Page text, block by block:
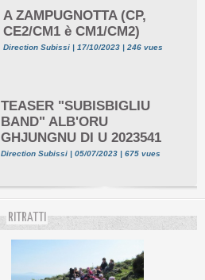
A ZAMPUGNOTTA (CP,
CE2/CM1 è CM1/CM2)
Direction Subissi | 17/10/2023 | 246 vues
TEASER "SUBISBIGLIU
BAND" ALB'ORU
GHJUNGNU DI U 2023541
Direction Subissi | 05/07/2023 | 675 vues
RITRATTI